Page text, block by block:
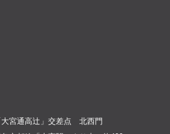
宮通高辻」交差点 北西門